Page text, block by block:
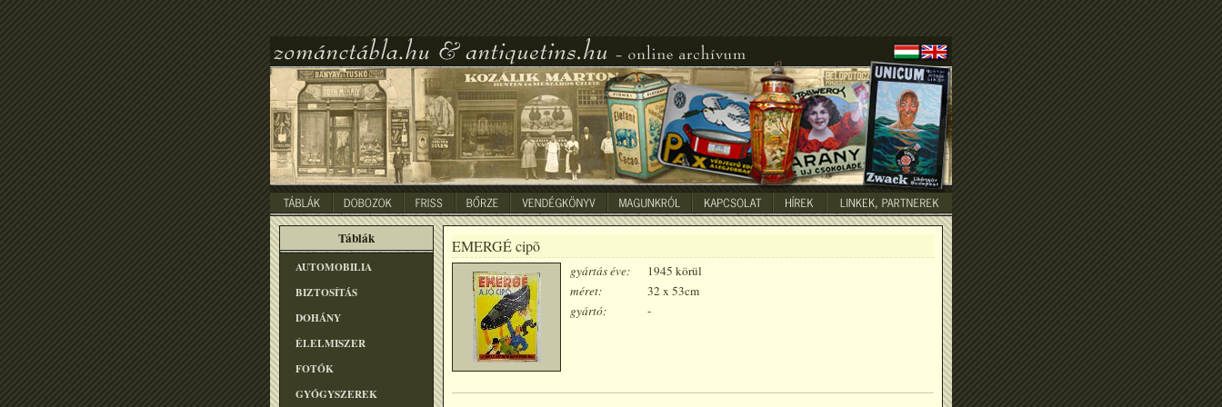
Táblák
AUTOMOBILIA
BIZTOSÍTÁS
DOHÁNY
ÉLELMISZER
FOTÓK
GYÓGYSZEREK
EMERGÉ cipõ
gyártás éve:
1945 körül
méret:
32 x 53cm
gyártó:
-